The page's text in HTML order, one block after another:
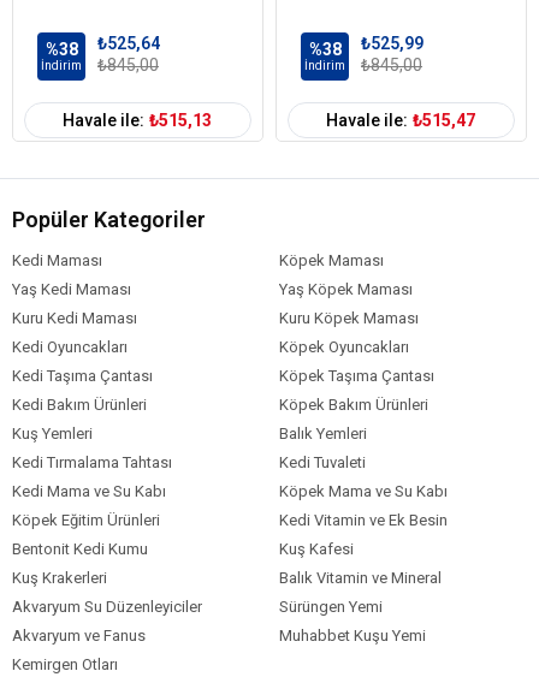
%38
İndirim
₺525,64
₺845,00
Havale ile: ₺515,13
%38
İndirim
₺525,99
₺845,00
Havale ile: ₺515,47
Popüler Kategoriler
Kedi Maması
Köpek Maması
Yaş Kedi Maması
Yaş Köpek Maması
Kuru Kedi Maması
Kuru Köpek Maması
Kedi Oyuncakları
Köpek Oyuncakları
Kedi Taşıma Çantası
Köpek Taşıma Çantası
Kedi Bakım Ürünleri
Köpek Bakım Ürünleri
Kuş Yemleri
Balık Yemleri
Kedi Tırmalama Tahtası
Kedi Tuvaleti
Kedi Mama ve Su Kabı
Köpek Mama ve Su Kabı
Köpek Eğitim Ürünleri
Kedi Vitamin ve Ek Besin
Bentonit Kedi Kumu
Kuş Kafesi
Kuş Krakerleri
Balık Vitamin ve Mineral
Akvaryum Su Düzenleyiciler
Sürüngen Yemi
Akvaryum ve Fanus
Muhabbet Kuşu Yemi
Kemirgen Otları